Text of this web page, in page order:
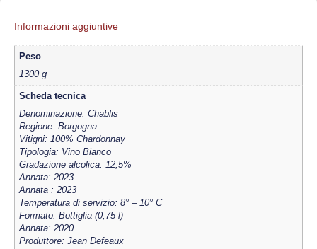
Informazioni aggiuntive
Peso
1300 g
Scheda tecnica
Denominazione: Chablis
Regione: Borgogna
Vitigni: 100% Chardonnay
Tipologia: Vino Bianco
Gradazione alcolica: 12,5%
Annata: 2023
Annata : 2023
Temperatura di servizio: 8° – 10° C
Formato: Bottiglia (0,75 l)
Annata: 2020
Produttore: Jean Defeaux